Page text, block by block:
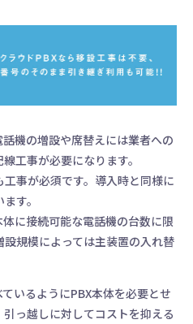
機の増設や席替えには業者への
工事が必要になります。
事が必須です。導入時と同様に
す。
に接続可能な電話機の台数に限
規模によっては主装置の入れ替
いるようにPBX本体を必要とせ
っ越しに対してコストを抑える